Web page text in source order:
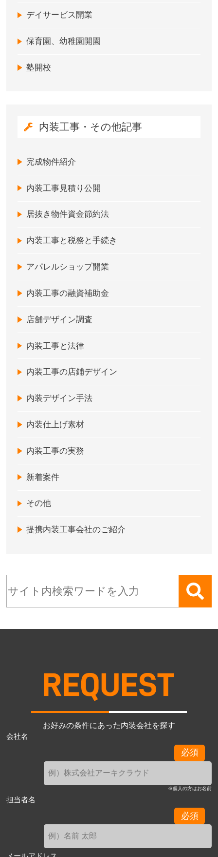
デイサービス開業
保育園、幼稚園開園
塾開校
内装工事・その他記事
完成物件紹介
内装工事見積り公開
居抜き物件資金節約法
内装工事と税務と手続き
アパレルショップ開業
内装工事の融資補助金
店舗デザイン調査
内装工事と法律
内装工事の店鋪デザイン
内装デザイン手法
内装仕上げ素材
内装工事の実務
新着案件
その他
提携内装工事会社のご紹介
お好みの条件にあった内装会社を探す
会社名
必須
※個人の方はお名前
担当者名
必須